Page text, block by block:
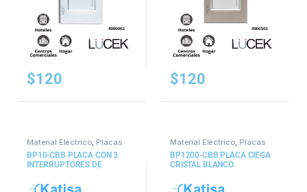
$120 $120
Material Eléctrico, Placas
BP10-CBB PLACA CON 3
INTERRUPTORES DE
CRISTAL BLANCO
Material Eléctrico, Placas
BP1200-CBB PLACA CIEGA
CRISTAL BLANCO